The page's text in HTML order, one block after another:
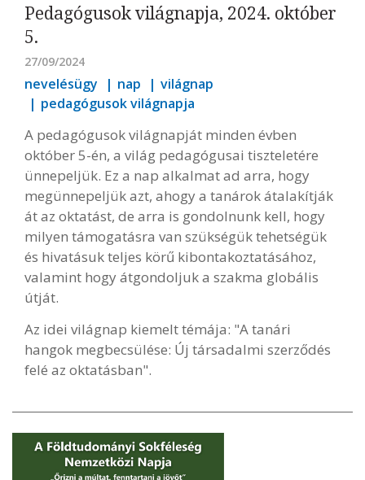
Pedagógusok világnapja, 2024. október
5.
27/09/2024
nevelésügy nap
világnap
pedagógusok világnapja
A pedagógusok világnapját minden évben
október 5-én, a világ pedagógusai tiszteletére
ünnepeljük. Ez a nap alkalmat ad arra, hogy
megünnepeljük azt, ahogy a tanárok átalakítják
át az oktatást, de arra is gondolnunk kell, hogy
milyen támogatásra van szükségük tehetségük
és hivatásuk teljes körű kibontakoztatásához,
valamint hogy átgondoljuk a szakma globális
útját.
Az idei világnap kiemelt témája: "A tanári
hangok megbecsülése: Új társadalmi szerződés
felé az oktatásban".